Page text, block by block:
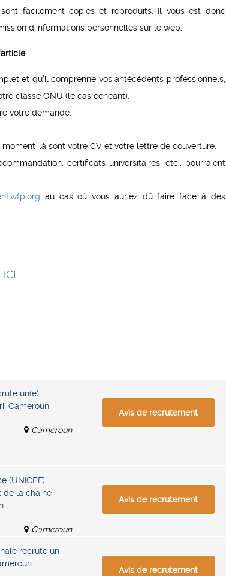
facilement copiés et reproduits. Il vous est donc
d’informations personnelles sur le web.
et qu’il comprenne vos antécédents professionnels,
classe ONU (le cas échéant).
votre demande.
là sont votre CV et votre lettre de couverture.
certificats universitaires, etc., pourraient
au cas où vous auriez dû faire face à des
un(e)
Cameroun
Cameroun
Avis de recrutement
(UNICEF)
de la chaîne
Cameroun
Avis de recrutement
recrute un
Avis de recrutement